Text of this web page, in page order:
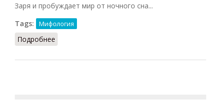
Заря и пробуждает мир от ночного сна...
Tags:
Мифология
Подробнее